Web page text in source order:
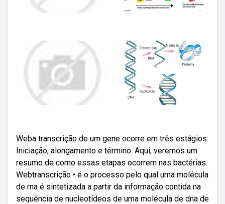
Weba transcrição de um gene ocorre em três estágios:
Iniciação, alongamento e término. Aqui, veremos um
resumo de como essas etapas ocorrem nas bactérias.
Webtranscrição • é o processo pelo qual uma molécula
de rna é sintetizada a partir da informação contida na
sequência de nucleotídeos de uma molécula de dna de